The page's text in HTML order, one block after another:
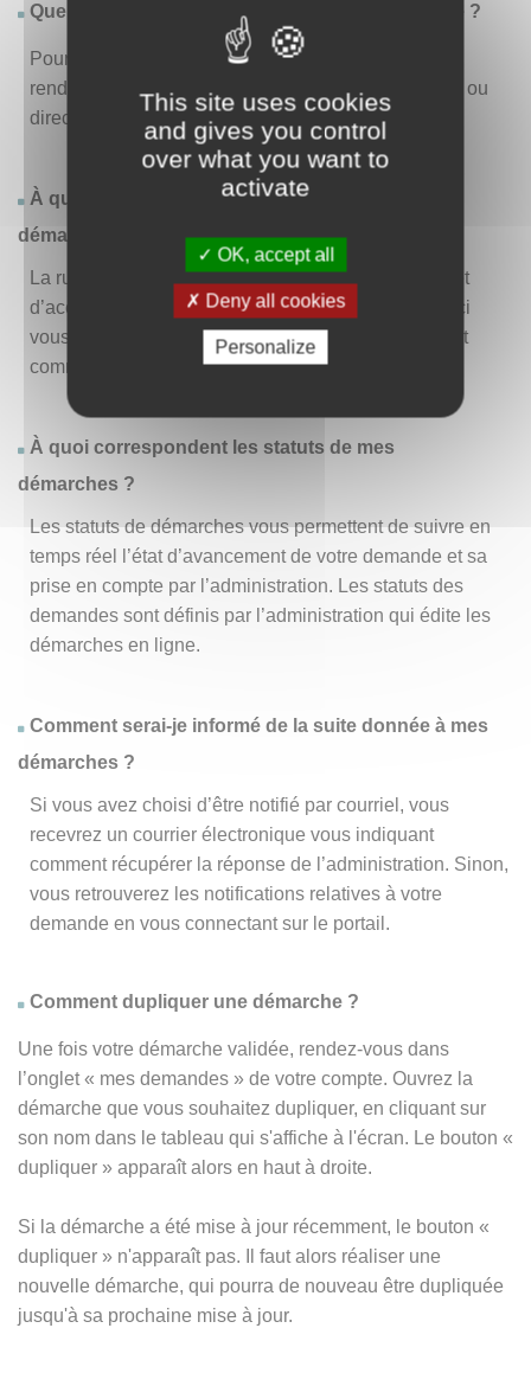
This site uses cookies
and gives you control
over what you want to
activate
OK, accept all
Deny all cookies
Personalize
Quelles sont les démarches disponibles en ligne ?
Pour consulter la liste des démarches disponibles,
rendez-vous dans le menu « Liste des démarches » ou
directement en page d’accueil.
À quoi correspond la rubrique « Effectuer une
démarche » ?
La rubrique « Effectuer une démarche » vous permet
d’accéder à la liste des démarches disponibles. D’ici
vous pouvez choisir la démarche vous intéressant et
commencer à la remplir en un clic.
À quoi correspondent les statuts de mes
démarches ?
Les statuts de démarches vous permettent de suivre en
temps réel l’état d’avancement de votre demande et sa
prise en compte par l’administration. Les statuts des
demandes sont définis par l’administration qui édite les
démarches en ligne.
Comment serai-je informé de la suite donnée à mes
démarches ?
Si vous avez choisi d’être notifié par courriel, vous
recevrez un courrier électronique vous indiquant
comment récupérer la réponse de l’administration. Sinon,
vous retrouverez les notifications relatives à votre
demande en vous connectant sur le portail.
Comment dupliquer une démarche ?
Une fois votre démarche validée, rendez-vous dans
l’onglet « mes demandes » de votre compte. Ouvrez la
démarche que vous souhaitez dupliquer, en cliquant sur
son nom dans le tableau qui s'affiche à l'écran. Le bouton «
dupliquer » apparaît alors en haut à droite.
Si la démarche a été mise à jour récemment, le bouton «
dupliquer » n'apparaît pas. Il faut alors réaliser une
nouvelle démarche, qui pourra de nouveau être dupliquée
jusqu'à sa prochaine mise à jour.